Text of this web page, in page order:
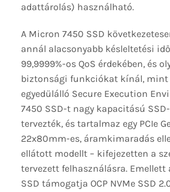
adattárolás) használható.
A Micron 7450 SSD
annál alacsonyabb késleltetési
99,9999%-os QoS érdekében, és
biztonsági funkciókat kínál, mint
egyedülálló Secure Execution
7450 SSD-t nagy kapacitású
tervezték, és tartalmaz egy PCIe
22x80mm-es, áramkimaradás
ellátott modellt – kifejezetten a
tervezett felhasználásra. Emellett
SSD támogatja OCP NVMe SSD